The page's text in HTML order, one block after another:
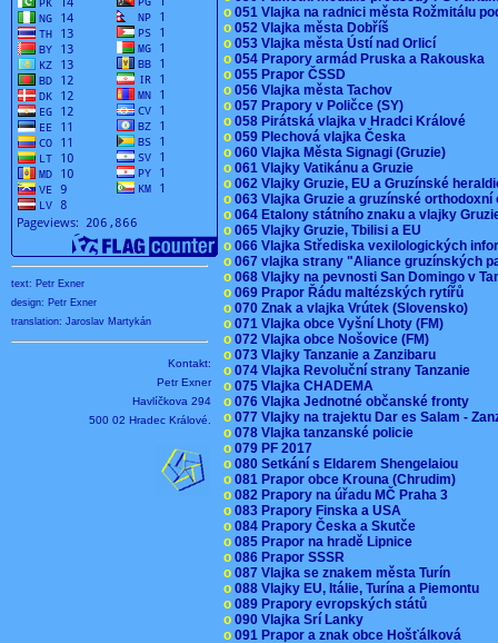
text: Petr Exner
design: Petr Exner
translation: Jaroslav Martykán
Kontakt:
Petr Exner
Havlíčkova 294
500 02 Hradec Králové.
o 051 Vlajka na radnici města Rožmitálu
o 052 Vlajka města Dobříš
o 053 Vlajka města Ústí nad Orlicí
o 054 Prapory armád Pruska a Rakouska
o 055 Prapor ČSSD
o 056 Vlajka města Tachov
o 057 Prapory v Poličce (SY)
o 058 Pirátská vlajka v Hradci Králové
o 059 Plechová vlajka Česka
o 060 Vlajka Města Signagi (Gruzie)
o 061 Vlajky Vatikánu a Gruzie
o 062 Vlajky Gruzie, EU a Gruzínské
o 063 Vlajka Gruzie a gruzínské
o 064 Etalony státního znaku a vlajky
o 065 Vlajky Gruzie, Tbilisi a EU
o 066 Vlajka Střediska vexilologických
o 067 vlajka strany "Aliance gruzínských
o 068 Vlajky na pevnosti San Domingo v
o 069 Prapor Řádu maltézských rytířů
o 070 Znak a vlajka Vrútek (Slovensko)
o 071 Vlajka obce Vyšní Lhoty (FM)
o 072 Vlajka obce Nošovice (FM)
o 073 Vlajky Tanzanie a Zanzibaru
o 074 Vlajka Revoluční strany Tanzanie
o 075 Vlajka CHADEMA
o 076 Vlajka Jednotné občanské fronty
o 077 Vlajky na trajektu Dar es Salam -
o 078 Vlajka tanzanské policie
o 079 PF 2017
o 080 Setkání s Eldarem Shengelaiou
o 081 Prapor obce Krouna (Chrudim)
o 082 Prapory na úřadu MČ Praha 3
o 083 Prapory Finska a USA
o 084 Prapory Česka a Skutče
o 085 Prapor na hradě Lipnice
o 086 Prapor SSSR
o 087 Vlajka se znakem města Turín
o 088 Vlajky EU, Itálie, Turína a Piemontu
o 089 Prapory evropských států
o 090 Vlajka Srí Lanky
o 091 Prapor a znak obce Hošťálková